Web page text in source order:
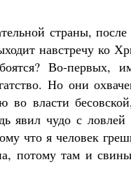
страны,
навстречу ко
Во-первых,
Но они
власти
явил чудо с
что я человек
потому там и